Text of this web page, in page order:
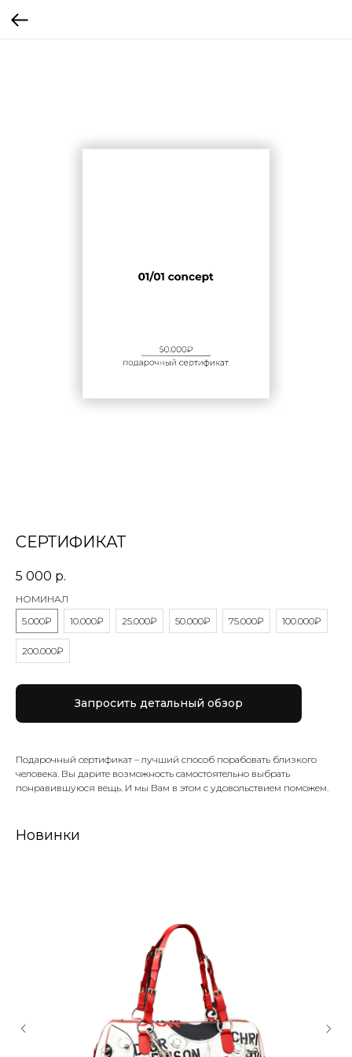
СЕРТИФИКАТ
5 000 р.
НОМИНАЛ
5.000₽
10.000₽ 25.000₽ 50.000₽ 75.000₽ 100.000₽
200.000₽
Запросить детальный обзор
Подарочный сертификат – лучший способ порабовать близкого
человека. Вы дарите возможность самостоятельно выбрать
понравившуюся вещь. И мы Вам в этом с удовольствием поможем.
Новинки